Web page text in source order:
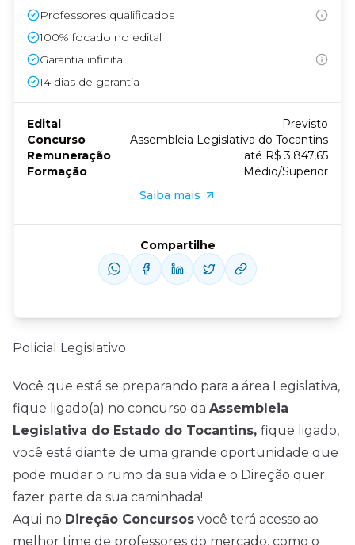
Policial Legislativo
Você que está se preparando para a área Legislativa,
fique ligado(a) no concurso da Assembleia
Legislativa do Estado do Tocantins, fique ligado,
você está diante de uma grande oportunidade que
pode mudar o rumo da sua vida e o Direção quer
fazer parte da sua caminhada!
Aqui no Direção Concursos você terá acesso ao
melhor time de professores do mercado, como o
Professores qualificados
100% focado no edital
Garantia infinita
14 dias de garantia
Edital
Previsto
Concurso
Assembleia Legislativa do Tocantins
Remuneração
até R$ 3.847,65
Formação
Médio/Superior
Saiba mais
Compartilhe